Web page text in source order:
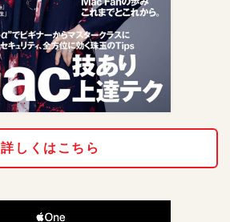
詳しくはこちら